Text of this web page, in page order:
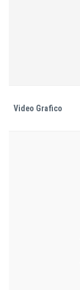
Video Grafico